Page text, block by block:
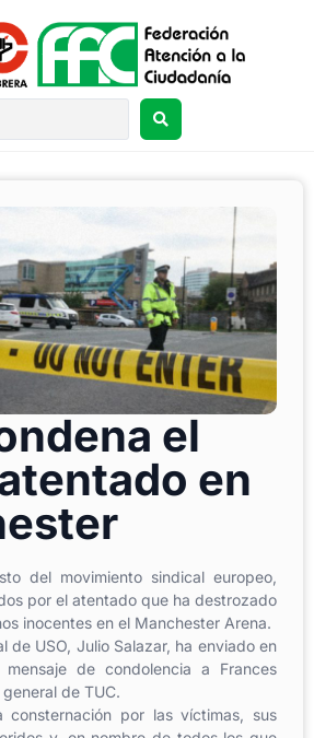
el
en
del movimiento sindical europeo,
por el atentado que ha destrozado
inocentes en el Manchester Arena.
de USO, Julio Salazar, ha enviado en
de condolencia a Frances
general de TUC.
consternación por las víctimas, sus